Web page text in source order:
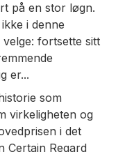
på en stor løgn.
i denne
fortsette sitt
er...
som
virkeligheten og
i det
Certain Regard